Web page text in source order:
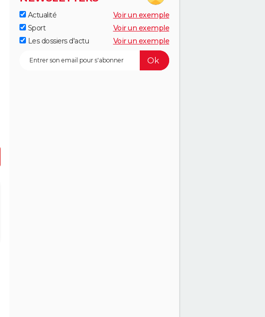
Actualité
Voir un exemple
Sport
Voir un exemple
Les dossiers d'actu
Voir un exemple